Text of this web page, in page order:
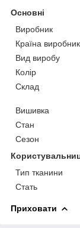
Основні
Виробник
Країна виробник
Вид виробу
Колір
Склад
Вишивка
Стан
Сезон
Тип тканини
Стать
Приховати